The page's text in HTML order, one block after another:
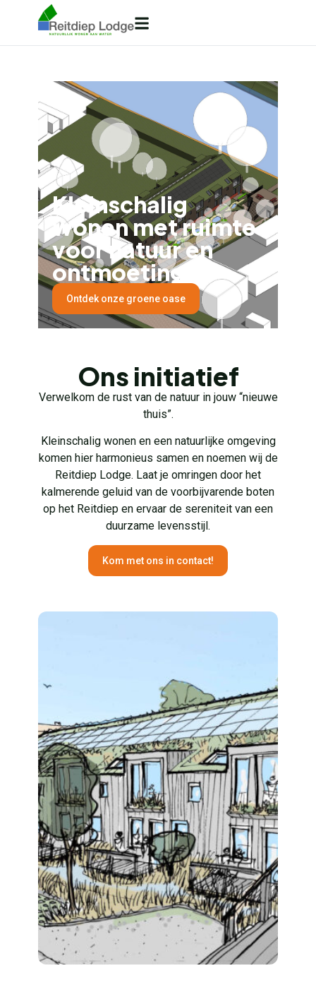
Kleinschalig
wonen met ruimte
voor natuur en
ontmoeting.
Ontdek onze groene oase
Ons initiatief
Verwelkom de rust van de natuur in jouw “nieuwe
thuis”.
Kleinschalig wonen en een natuurlijke omgeving
komen hier harmonieus samen en noemen wij de
Reitdiep Lodge. Laat je omringen door het
kalmerende geluid van de voorbijvarende boten
op het Reitdiep en ervaar de sereniteit van een
duurzame levensstijl.
Kom met ons in contact!